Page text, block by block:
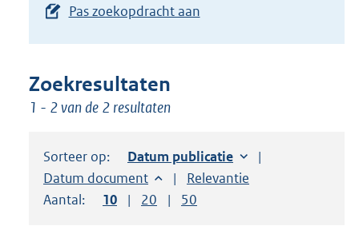
toets
suggesties.
Druk
om
Pas zoekopdracht aan
Zoekresultaten
1 - 2 van de 2 resultaten
Sorteer op: Sorteer op:
Datum publicatie
Sorteer op:
Datum document Sorteer op:
Relevantie
Aantal:
Toon
10 resultaten per pagina
Toon
20 resultaten per pagina
Toon
50